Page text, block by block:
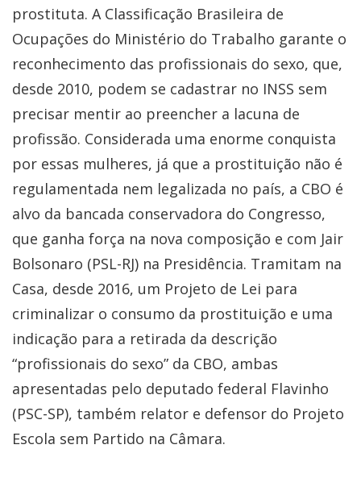
prostituta. A Classificação Brasileira de
Ocupações do Ministério do Trabalho garante o
reconhecimento das profissionais do sexo, que,
desde 2010, podem se cadastrar no INSS sem
precisar mentir ao preencher a lacuna de
profissão. Considerada uma enorme conquista
por essas mulheres, já que a prostituição não é
regulamentada nem legalizada no país, a CBO é
alvo da bancada conservadora do Congresso,
que ganha força na nova composição e com Jair
Bolsonaro (PSL-RJ) na Presidência. Tramitam na
Casa, desde 2016, um Projeto de Lei para
criminalizar o consumo da prostituição e uma
indicação para a retirada da descrição
“profissionais do sexo” da CBO, ambas
apresentadas pelo deputado federal Flavinho
(PSC-SP), também relator e defensor do Projeto
Escola sem Partido na Câmara.